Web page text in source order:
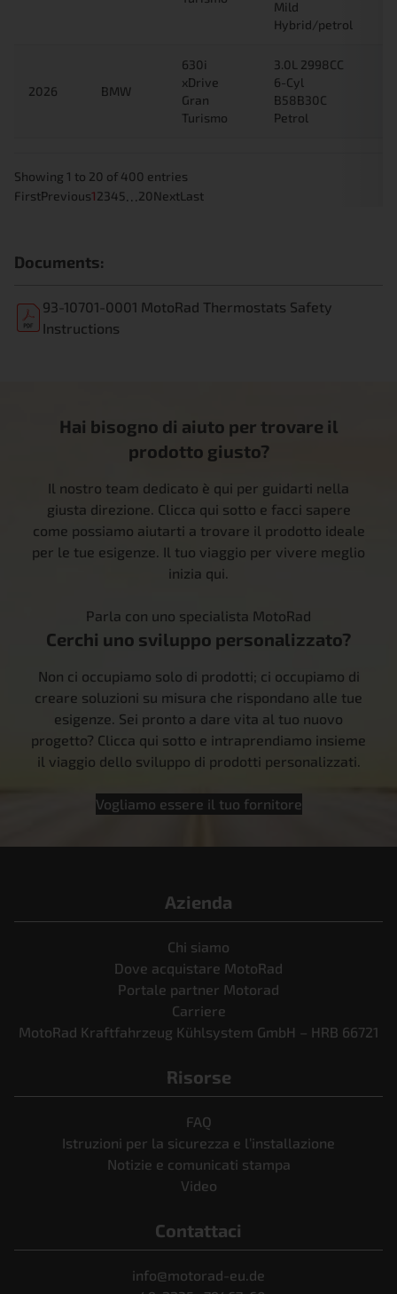
Mild
Hybrid/petrol
2026 BMW
630i
xDrive
Gran
Turismo
3.0L 2998CC
6-Cyl
B58B30C
Petrol
Showing 1 to 20 of 400 entries
FirstPrevious12345…20NextLast
Documents:
93-10701-0001 MotoRad Thermostats Safety
Instructions
Hai bisogno di aiuto per trovare il
prodotto giusto?
Il nostro team dedicato è qui per guidarti nella
giusta direzione. Clicca qui sotto e facci sapere
come possiamo aiutarti a trovare il prodotto ideale
per le tue esigenze. Il tuo viaggio per vivere meglio
inizia qui.
Parla con uno specialista MotoRad
Cerchi uno sviluppo personalizzato?
Non ci occupiamo solo di prodotti; ci occupiamo di
creare soluzioni su misura che rispondano alle tue
esigenze. Sei pronto a dare vita al tuo nuovo
progetto? Clicca qui sotto e intraprendiamo insieme
il viaggio dello sviluppo di prodotti personalizzati.
Vogliamo essere il tuo fornitore
Azienda
Chi siamo
Dove acquistare MotoRad
Portale partner Motorad
Carriere
MotoRad Kraftfahrzeug Kühlsystem GmbH – HRB 66721
Risorse
FAQ
Istruzioni per la sicurezza e l’installazione
Notizie e comunicati stampa
Video
Contattaci
info@motorad-eu.de